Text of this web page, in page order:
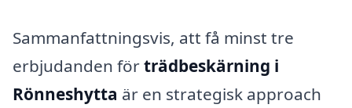
Sammanfattningsvis, att få minst tre
erbjudanden förträdbeskärning i
Rönneshytta är en strategisk approach